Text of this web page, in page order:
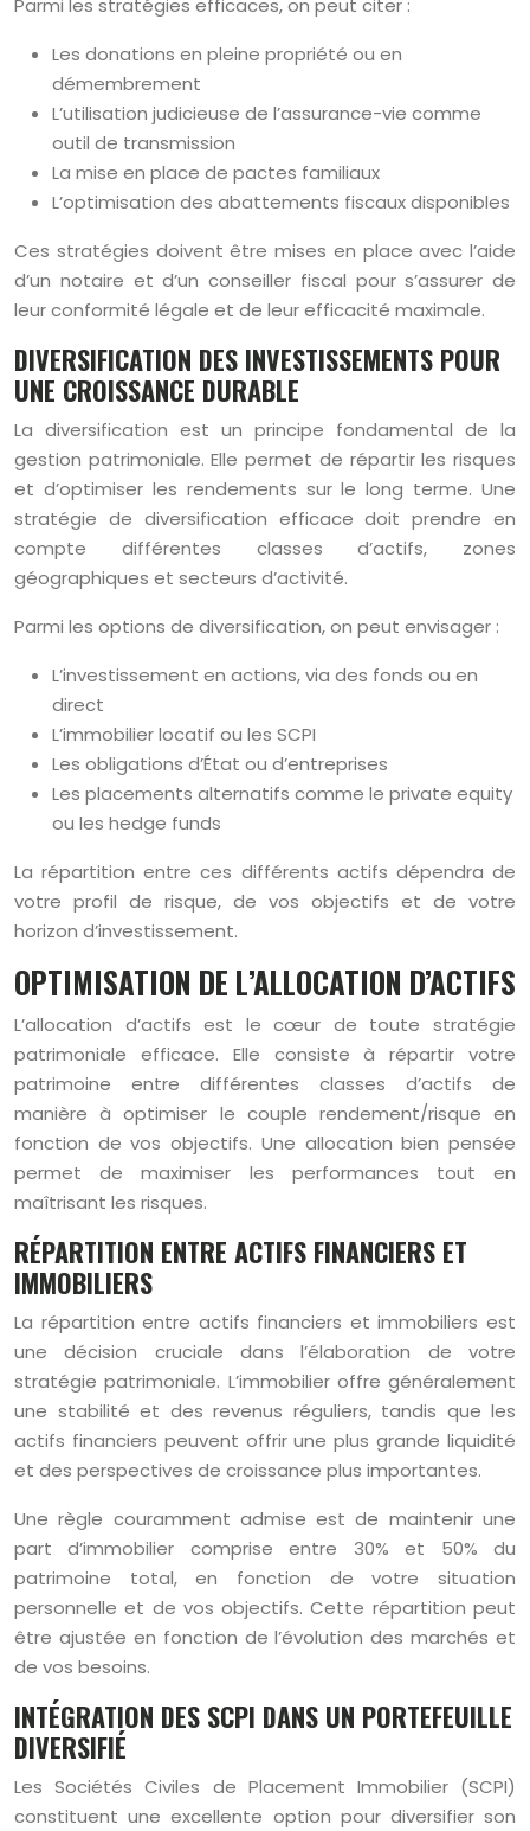
Parmi les stratégies efficaces, on peut citer :
Les donations en pleine propriété ou en
démembrement
L’utilisation judicieuse de l’assurance-vie comme
outil de transmission
La mise en place de pactes familiaux
L’optimisation des abattements fiscaux disponibles
Ces stratégies doivent être mises en place avec l’aide
d’un notaire et d’un conseiller fiscal pour s’assurer de
leur conformité légale et de leur efficacité maximale.
DIVERSIFICATION DES INVESTISSEMENTS POUR
UNE CROISSANCE DURABLE
La diversification est un principe fondamental de la
gestion patrimoniale. Elle permet de répartir les risques
et d’optimiser les rendements sur le long terme. Une
stratégie de diversification efficace doit prendre en
compte différentes classes d’actifs, zones
géographiques et secteurs d’activité.
Parmi les options de diversification, on peut envisager :
L’investissement en actions, via des fonds ou en
direct
L’immobilier locatif ou les SCPI
Les obligations d’État ou d’entreprises
Les placements alternatifs comme le private equity
ou les hedge funds
La répartition entre ces différents actifs dépendra de
votre profil de risque, de vos objectifs et de votre
horizon d’investissement.
OPTIMISATION DE L’ALLOCATION D’ACTIFS
L’allocation d’actifs est le cœur de toute stratégie
patrimoniale efficace. Elle consiste à répartir votre
patrimoine entre différentes classes d’actifs de
manière à optimiser le couple rendement/risque en
fonction de vos objectifs. Une allocation bien pensée
permet de maximiser les performances tout en
maîtrisant les risques.
RÉPARTITION ENTRE ACTIFS FINANCIERS ET
IMMOBILIERS
La répartition entre actifs financiers et immobiliers est
une décision cruciale dans l’élaboration de votre
stratégie patrimoniale. L’immobilier offre généralement
une stabilité et des revenus réguliers, tandis que les
actifs financiers peuvent offrir une plus grande liquidité
et des perspectives de croissance plus importantes.
Une règle couramment admise est de maintenir une
part d’immobilier comprise entre 30% et 50% du
patrimoine total, en fonction de votre situation
personnelle et de vos objectifs. Cette répartition peut
être ajustée en fonction de l’évolution des marchés et
de vos besoins.
INTÉGRATION DES SCPI DANS UN PORTEFEUILLE
DIVERSIFIÉ
Les Sociétés Civiles de Placement Immobilier (SCPI)
constituent une excellente option pour diversifier son